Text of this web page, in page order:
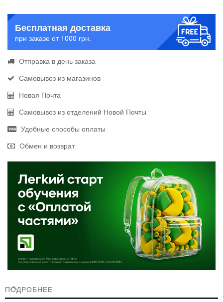
Бесплатная доставка
при заказе от 1000 грн.
Отправка в день заказа
Самовывоз из магазинов
Новая Почта
Самовывоз из отделений Новой Почты
Удобные способы оплаты
Обмен и возврат
ПОДРОБНЕЕ